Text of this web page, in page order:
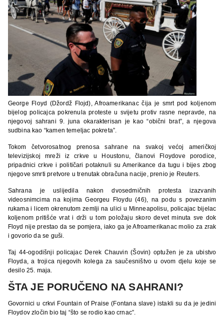
George Floyd (Džordž Flojd), Afroamerikanac čija je smrt pod koljenom
bijelog policajca pokrenula proteste u svijetu protiv rasne nepravde, na
njegovoj sahrani 9. juna okarakterisan je kao “obični brat”, a njegova
sudbina kao “kamen temeljac pokreta”.
Tokom četvorosatnog prenosa sahrane na svakoj većoj američkoj
televizijskoj mreži iz crkve u Houstonu, članovi Floydove porodice,
pripadnici crkve i političari potaknuli su Amerikance da tugu i bijes zbog
njegove smrti pretvore u trenutak obračuna nacije, prenio je Reuters.
Sahrana je uslijedila nakon dvosedmičnih protesta izazvanih
videosnimcima na kojima Georgeu Floydu (46), na podu s povezanim
rukama i licem okrenutom zemlji na ulici u Minneapolisu, policajac bijelac
koljenom pritišće vrat i drži u tom položaju skoro devet minuta sve dok
Floyd nije prestao da se pomjera, iako ga je Afroamerikanac molio za zrak
i govorio da se guši.
Taj 44-ogodišnji policajac Derek Chauvin (Šovin) optužen je za ubistvo
Floyda, a trojica njegovih kolega za saučesništvo u ovom djelu koje se
desilo 25. maja.
ŠTA JE PORUČENO NA SAHRANI?
Govornici u crkvi Fountain of Praise (Fontana slave) istakli su da je jedini
Floydov zločin bio taj “što se rodio kao crnac”.